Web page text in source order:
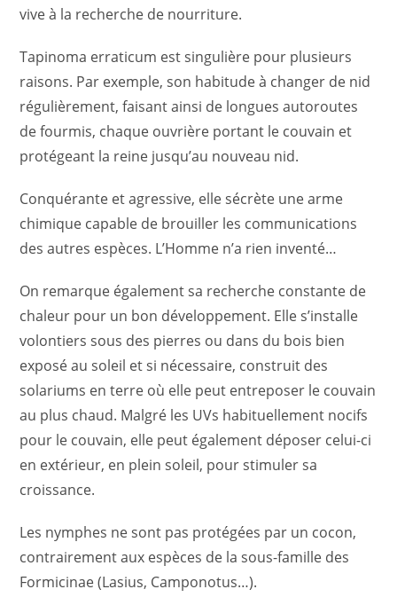
vive à la recherche de nourriture.
Tapinoma erraticum est singulière pour plusieurs
raisons. Par exemple, son habitude à changer de nid
régulièrement, faisant ainsi de longues autoroutes
de fourmis, chaque ouvrière portant le couvain et
protégeant la reine jusqu’au nouveau nid.
Conquérante et agressive, elle sécrète une arme
chimique capable de brouiller les communications
des autres espèces. L’Homme n’a rien inventé…
On remarque également sa recherche constante de
chaleur pour un bon développement. Elle s’installe
volontiers sous des pierres ou dans du bois bien
exposé au soleil et si nécessaire, construit des
solariums en terre où elle peut entreposer le couvain
au plus chaud. Malgré les UVs habituellement nocifs
pour le couvain, elle peut également déposer celui-ci
en extérieur, en plein soleil, pour stimuler sa
croissance.
Les nymphes ne sont pas protégées par un cocon,
contrairement aux espèces de la sous-famille des
Formicinae (Lasius, Camponotus…).